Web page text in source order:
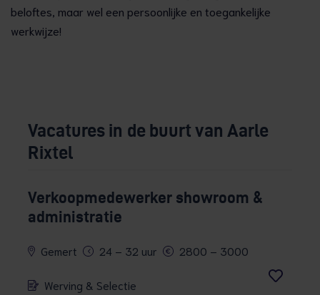
beloftes, maar wel een persoonlijke en toegankelijke
werkwijze!
Vacatures in de buurt van Aarle
Rixtel
Verkoopmedewerker showroom &
administratie
Gemert 24 – 32 uur 2800 – 3000
Werving & Selectie